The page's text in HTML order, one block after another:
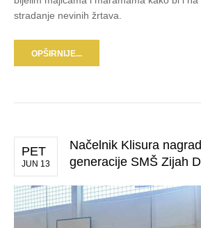
stradanje nevinih žrtava.
OPŠIRNIJE...
PET
JUN 13
Načelnik Klisura
generacije SMŠ Zijah